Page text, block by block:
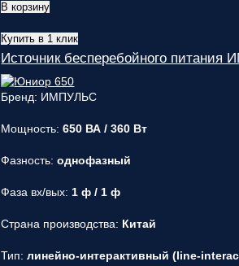
В корзину
Купить в 1 клик
Источник бесперебойного
Бренд: ИМПУЛЬС
Мощность:650 ВА / 360 Вт
Фазность:однофазный
Фаза вх/вых: 1 ф / 1 ф
Страна производства: Китай
Тип:линейно-интерактивный (line-